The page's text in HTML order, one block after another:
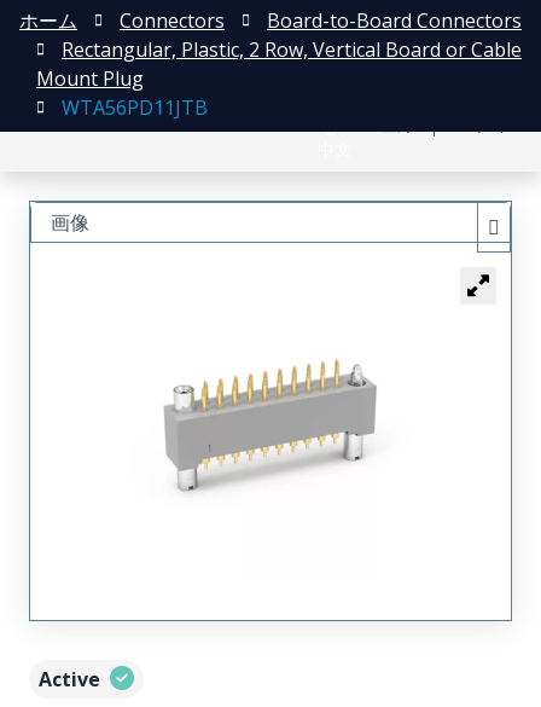
ホーム Connectors
Board-to-Board Connectors
Rectangular, Plastic, 2 Row, Vertical Board or Cable
Mount Plug
WTA56PD11JTB
Active
画像